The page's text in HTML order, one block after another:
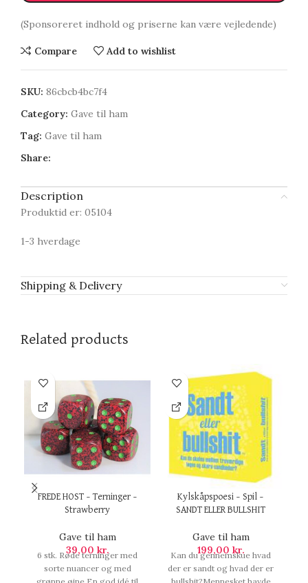
(Sponsoreret indhold og priserne kan være vejledende)
Compare Add to wishlist
SKU: 86cbcb4bc7f4
Category: Gave til ham
Tag: Gave til ham
Share:
Description
Produktid er: 05104
1-3 hverdage
Shipping & Delivery
Related products
FREDE HOST – Terninger –
Strawberry
Gave til ham
39,00 kr.
6 stk. Røde terninger med
sorte nuancer og med
Kylskåpspoesi – Spil –
SANDT ELLER BULLSHIT
Gave til ham
199,00 kr.
Kan du gennemskue hvad
der er sandt og hvad der er